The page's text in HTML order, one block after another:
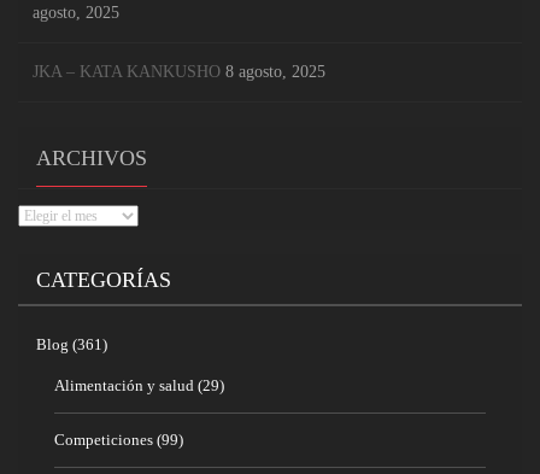
agosto, 2025
JKA – KATA KANKUSHO 8 agosto, 2025
ARCHIVOS
Archivos
CATEGORÍAS
Blog (361)
Alimentación y salud (29)
Competiciones (99)